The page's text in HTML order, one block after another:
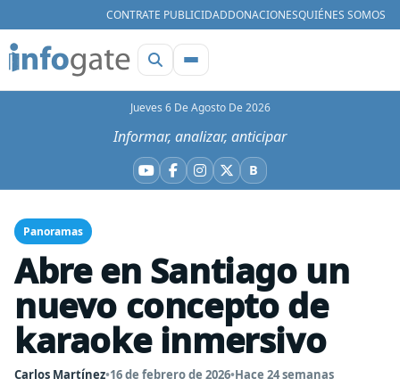
CONTRATE PUBLICIDADDONACIONESQUIÉNES SOMOS
Jueves 6 De Agosto De 2026
Informar, analizar, anticipar
YouTube
Facebook
Instagram
X BBluesky
Panoramas
Abre en Santiago un
nuevo concepto de
karaoke inmersivo
Carlos Martínez•16 de febrero de 2026•Hace 24 semanas